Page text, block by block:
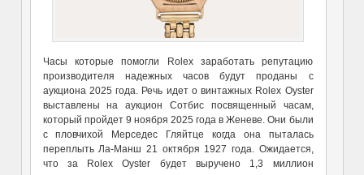
Часы которые помогли Rolex заработать репутацию
производителя надежных часов будут проданы с
аукциона 2025 года. Речь идет о винтажных Rolex Oyster
выставлены на аукцион Сотбис посвященный часам,
который пройдет 9 ноября 2025 года в Женеве. Они были
с пловчихой Мерседес Гляйтце когда она пыталась
переплыть Ла-Манш 21 октября 1927 года. Ожидается,
что за Rolex Oyster будет выручено 1,3 миллион